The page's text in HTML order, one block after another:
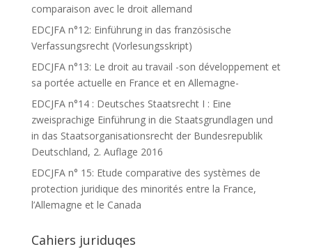
comparaison avec le droit allemand
EDCJFA n°12: Einführung in das französische
Verfassungsrecht (Vorlesungsskript)
EDCJFA n°13: Le droit au travail -son développement et
sa portée actuelle en France et en Allemagne-
EDCJFA n°14 : Deutsches Staatsrecht I : Eine
zweisprachige Einführung in die Staatsgrundlagen und
in das Staatsorganisationsrecht der Bundesrepublik
Deutschland, 2. Auflage 2016
EDCJFA n° 15: Etude comparative des systèmes de
protection juridique des minorités entre la France,
l’Allemagne et le Canada
Cahiers juriduqes